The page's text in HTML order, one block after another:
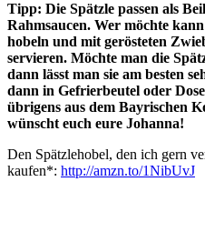
Tipp: Die Spätzle passen als
Rahmsaucen. Wer möchte
hobeln und mit gerösteten
servieren. Möchte man die
dann lässt man sie am besten
dann in Gefrierbeutel oder
übrigens aus dem Bayrischen
wünscht euch eure Johanna!
Den Spätzlehobel, den ich gern
kaufen*: http://amzn.to/1NibUvJ